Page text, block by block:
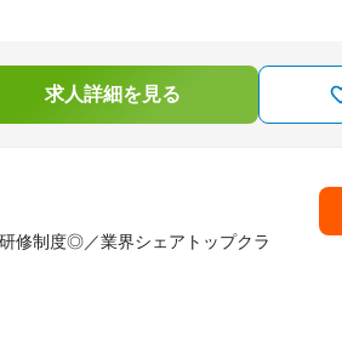
求人詳細を見る
修制度◎／業界シェアトップクラ